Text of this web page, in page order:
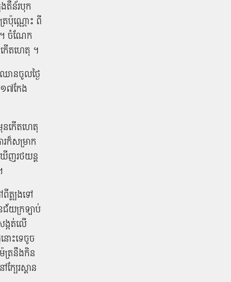
តឺន័រ​បុក​
រ​ប៉ុណ្ណោះ​ ​ពី
។ ចំណែក​
កើតហេតុ ។
ាន​ចូល​ថ្ងៃ​
៧​កែង​
ន​កើត​ហេតុ
រ​ក៏​សម្រាក​
ើញ​រថយន្ត​
ពី​ត្បូង​ទៅ​
ជ័យ​ក្រឡាប់​
ង្កត់​លើ​
ោះ​ទេ​ចូ​ច​
ត្រ​នឹង​កិន​
បែរ​ស្ពាន​